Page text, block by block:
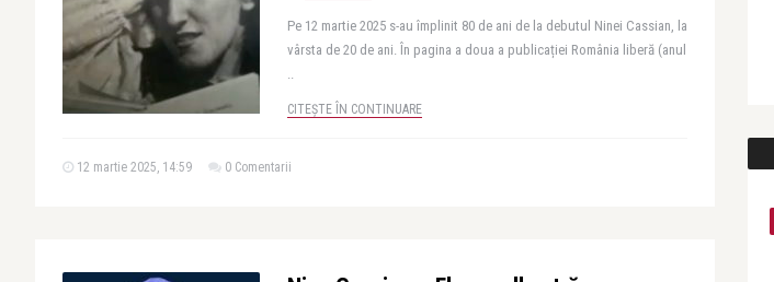
Pe 12 martie 2025 s-au împlinit 80 de ani de la debutul Ninei Cassian, la
vârsta de 20 de ani. În pagina a doua a publicației România liberă (anul
..
CITEȘTE ÎN CONTINUARE
12 martie 2025, 14:59 0 Comentarii